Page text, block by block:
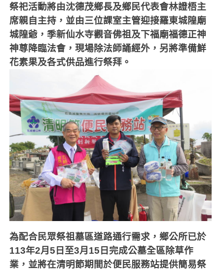
祭祀活動將由沈德茂鄉長及鄉民代表會林證梧主
席親自主持，並由三位課室主管迎接羅東城隍廟
城隍爺，季新仙水寺觀音佛祖及下福廟福德正神
神尊降臨法會，現場除法師誦經外，另將準備鮮
花素果及各式供品進行祭拜。
為配合民眾祭祖墓區道路通行需求，鄉公所已於
113年2月5 日至3月 15 日完成公墓全區除草作
業，並將在清明節期間於便民服務站提供簡易祭